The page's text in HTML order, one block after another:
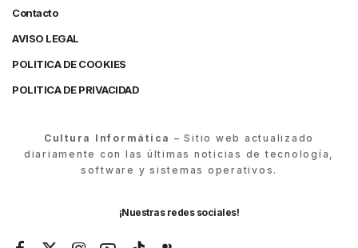
Contacto
AVISO LEGAL
POLITICA DE COOKIES
POLITICA DE PRIVACIDAD
Cultura Informática – Sitio web actualizado
diariamente con las últimas noticias de tecnología,
software y sistemas operativos.
¡Nuestras redes sociales!